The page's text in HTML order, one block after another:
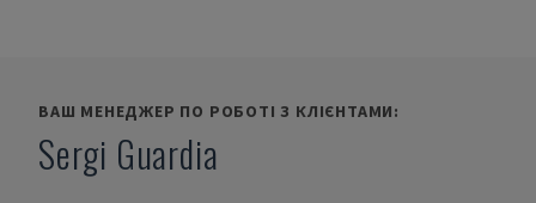
ВАШ МЕНЕДЖЕР ПО РОБОТІ З КЛІЄНТАМИ:
Sergi Guardia